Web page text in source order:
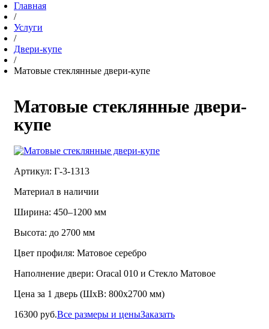
Главная
/
Услуги
/
Двери-купе
/
Матовые стеклянные двери-купе
Матовые стеклянные двери-
купе
Артикул: Г-3-1313
Материал в наличии
Ширина: 450–1200 мм
Высота: до 2700 мм
Цвет профиля: Матовое серебро
Наполнение двери: Oracal 010 и Стекло Матовое
Цена за 1 дверь (ШхВ: 800х2700 мм)
16300 руб.Все размеры и ценыЗаказать